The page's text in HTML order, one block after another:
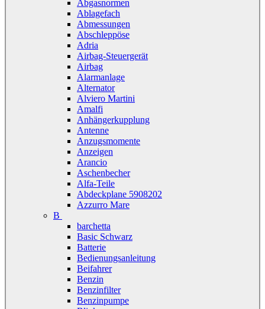
Abgasnormen
Ablagefach
Abmessungen
Abschleppöse
Adria
Airbag-Steuergerät
Airbag
Alarmanlage
Alternator
Alviero Martini
Amalfi
Anhängerkupplung
Antenne
Anzugsmomente
Anzeigen
Arancio
Aschenbecher
Alfa-Teile
Abdeckplane 5908202
Azzurro Mare
B
barchetta
Basic Schwarz
Batterie
Bedienungsanleitung
Beifahrer
Benzin
Benzinfilter
Benzinpumpe